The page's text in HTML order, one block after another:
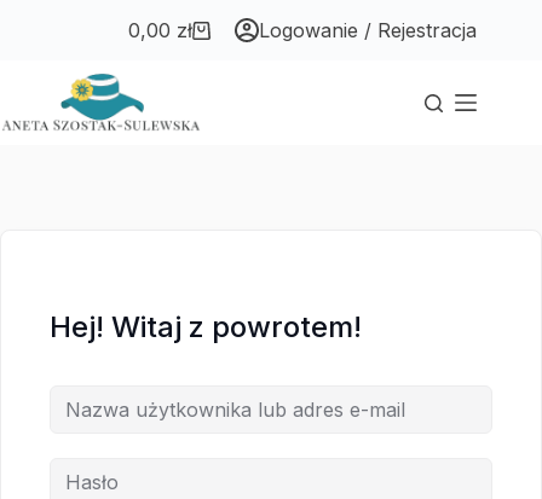
Koszyk
0,00 zł Logowanie / Rejestracja
Hej! Witaj z powrotem!